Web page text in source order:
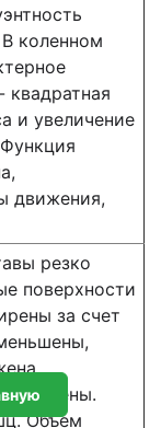
коленном
квадратная
и увеличение
движения,
резко
поверхности
за счет
Объем